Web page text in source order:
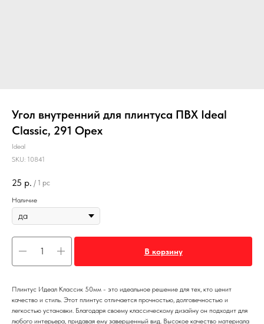
Угол внутренний для плинтуса ПВХ Ideal
Classic, 291 Орех
Ideal
SKU: 10841
25 р. / 1 pc
Наличие
В корзину
Плинтус Идеал Классик 50мм - это идеальное решение для тех, кто ценит
качество и стиль. Этот плинтус отличается прочностью, долговечностью и
легкостью установки. Благодаря своему классическому дизайну он подходит для
любого интерьера, придавая ему завершенный вид. Высокое качество материала